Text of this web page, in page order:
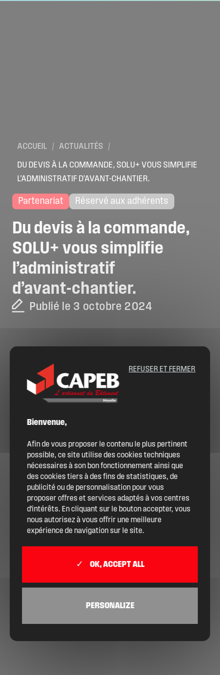
ACCUEIL / ACTUALITÉS
/
DU DEVIS À LA COMMANDE, SOLU+ VOUS SIMPLIFIE
L’ADMINISTRATIF D’AVANT-CHANTIER.
Partenariat Réservé aux adhérents
Du devis à la commande,
SOLU+ vous simplifie
l’administratif
d’avant-chantier.
Publié le 3 octobre 2024
Bienvenue,
Afin de vous proposer le contenu le plus pertinent
possible, ce site utilise des cookies techniques
nécessaires à son bon fonctionnement ainsi que
des cookies tiers à des fins de statistiques, de
publicité ou de personnalisation pour vous
proposer offres et services adaptés à vos centres
d'intérêts. En cliquant sur le bouton accepter, vous
nous autorisez à vous offrir une meilleure
expérience de navigation sur le site.
OK, ACCEPT ALL
REFUSER ET FERMER
PERSONALIZE